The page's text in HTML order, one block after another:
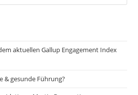
aktuellen Gallup Engagement Index
& gesunde Führung?